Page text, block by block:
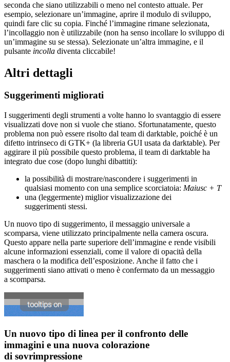
seconda che siano utilizzabili o meno nel contesto attuale. Per
esempio, selezionare un’immagine, aprire il modulo di sviluppo,
quindi fare clic su copia. Finché l’immagine rimane selezionata,
l’incollaggio non è utilizzabile (non ha senso incollare lo sviluppo di
un’immagine su se stessa). Selezionate un’altra immagine, e il
pulsante incolla diventa cliccabile!
Altri dettagli
Suggerimenti migliorati
I suggerimenti degli strumenti a volte hanno lo svantaggio di essere
visualizzati dove non si vuole che stiano. Sfortunatamente, questo
problema non può essere risolto dal team di darktable, poiché è un
difetto intrinseco di GTK+ (la libreria GUI usata da darktable). Per
aggirare il più possibile questo problema, il team di darktable ha
integrato due cose (dopo lunghi dibattiti):
la possibilità di mostrare/nascondere i suggerimenti in
qualsiasi momento con una semplice scorciatoia: Maiusc + T
una (leggermente) miglior visualizzazione dei
suggerimenti stessi.
Un nuovo tipo di suggerimento, il messaggio universale a
scomparsa, viene utilizzato principalmente nella camera oscura.
Questo appare nella parte superiore dell’immagine e rende visibili
alcune informazioni essenziali, come il valore di opacità della
maschera o la modifica dell’esposizione. Anche il fatto che i
suggerimenti siano attivati o meno è confermato da un messaggio
a scomparsa.
Un nuovo tipo di linea per il confronto delle
immagini e una nuova colorazione
di sovrimpressione